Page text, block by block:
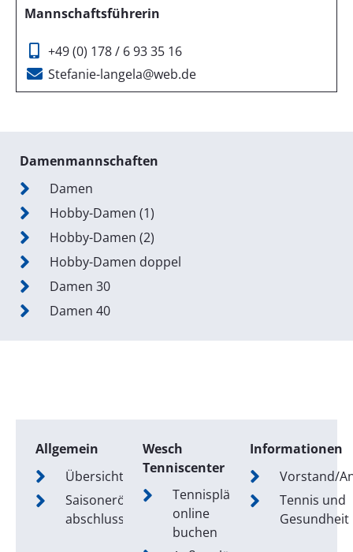
Mannschaftsführerin
+49 (0) 178 / 6 93 35 16
Stefanie-langela@web.de
Damenmannschaften
Damen
Hobby-Damen (1)
Hobby-Damen (2)
Hobby-Damen doppel
Damen 30
Damen 40
Allgemein
Übersicht
Saisoneröffnung/-
abschluss
Wesch
Tenniscenter
Tennisplätze
online
buchen
Informationen
Vorstand/
Tennis und
Gesundheit